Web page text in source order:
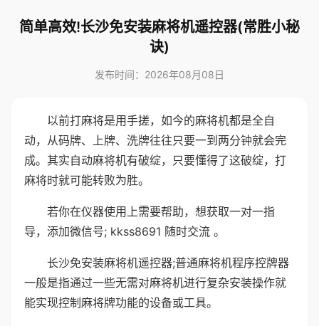
简单高效!长沙免安装麻将机遥控器(常胜小秘
诀)
发布时间：2026年08月08日
以前打麻将是用手搓，如今的麻将机都是全自
动，从码牌、上牌、洗牌往往只要一到两分钟就会完
成。其实自动麻将机有破绽，只要懂得了这破绽，打
麻将时就可能转败为胜。
若你在仪器使用上需要帮助，想获取一对一指
导，添加微信号; kkss8691 随时交流 。
长沙免安装麻将机遥控器;普通麻将机程序控牌器
一般是指通过一些无需对麻将机进行复杂安装操作就
能实现控制麻将牌功能的设备或工具。